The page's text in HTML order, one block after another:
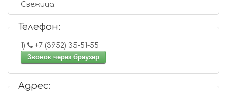
Свежица.
Телефон:
1)
+7 (3952) 35-51-55
Звонок через браузер
Адрес: